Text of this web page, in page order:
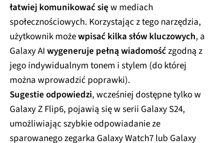
łatwiej komunikować sięw mediach
społecznościowych. Korzystając z tego narzędzia,
użytkownik możewpisać kilka słów kluczowych, a
Galaxy AIwygeneruje pełną wiadomośćzgodną z
jego indywidualnym tonem i stylem (do której
można wprowadzić poprawki).
Sugestie odpowiedzi, wcześniej dostępne tylko w
Galaxy Z Flip6, pojawią się w serii Galaxy S24,
umożliwiając szybkie odpowiadanie ze
sparowanego zegarka Galaxy Watch7 lub Galaxy